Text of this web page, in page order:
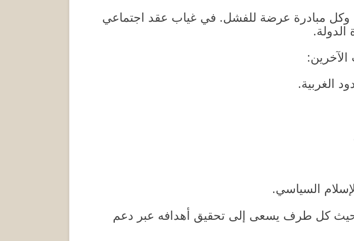
وكل مبادرة عرضة للفشل. في غياب عقد اجتماعي
.
:
الغربية.
السياسي.
حيث كل طرف يسعى إلى تحقيق أهدافه عبر دعم